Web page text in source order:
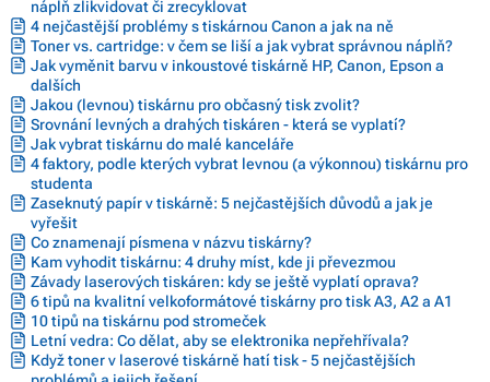
náplň zlikvidovat či zrecyklovat
4 nejčastější problémy s tiskárnou Canon a jak na ně
Toner vs. cartridge: v čem se liší a jak vybrat správnou náplň?
Jak vyměnit barvu v inkoustové tiskárně HP, Canon, Epson a
dalších
Jakou (levnou) tiskárnu pro občasný tisk zvolit?
Srovnání levných a drahých tiskáren - která se vyplatí?
Jak vybrat tiskárnu do malé kanceláře
4 faktory, podle kterých vybrat levnou (a výkonnou) tiskárnu pro
studenta
Zaseknutý papír v tiskárně: 5 nejčastějších důvodů a jak je
vyřešit
Co znamenají písmena v názvu tiskárny?
Kam vyhodit tiskárnu: 4 druhy míst, kde ji převezmou
Závady laserových tiskáren: kdy se ještě vyplatí oprava?
6 tipů na kvalitní velkoformátové tiskárny pro tisk A3, A2 a A1
10 tipů na tiskárnu pod stromeček
Letní vedra: Co dělat, aby se elektronika nepřehřívala?
Když toner v laserové tiskárně hatí tisk - 5 nejčastějších